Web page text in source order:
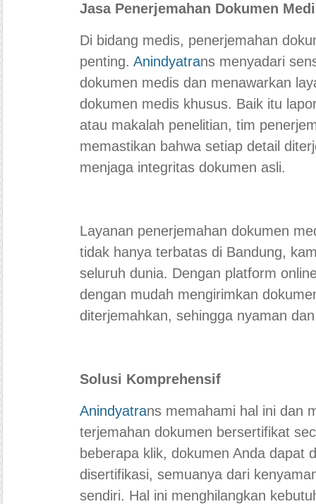
Jasa Penerjemahan Dokumen
Di bidang medis, penerjemahan
penting. Anindyatrans menyadari
dokumen medis dan menawarkan
dokumen medis khusus. Baik itu
atau makalah penelitian, tim
memastikan bahwa setiap detail
menjaga integritas dokumen asli.
Layanan penerjemahan dokumen
tidak hanya terbatas di Bandung,
seluruh dunia. Dengan platform
dengan mudah mengirimkan
diterjemahkan, sehingga nyaman
Solusi Komprehensif
Anindyatrans memahami hal ini dan
terjemahan dokumen bersertifikat
beberapa klik, dokumen Anda dapat
disertifikasi, semuanya dari
sendiri. Hal ini menghilangkan